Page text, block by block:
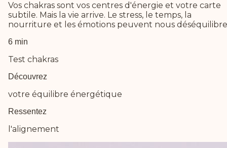
Vos chakras sont vos centres d'énergie et votre carte
subtile. Mais la vie arrive. Le stress, le temps, la
nourriture et les émotions peuvent nous
6 min
Test chakras
Découvrez
votre équilibre énergétique
Ressentez
l'alignement